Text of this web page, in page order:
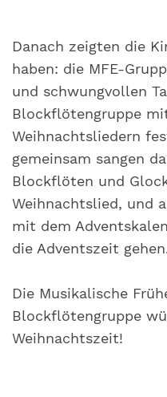
Danach zeigten die
haben: die MFE-
und schwungvollen
Blockflötengruppe
Weihnachtsliedern
gemeinsam sangen
Blockflöten und
Weihnachtslied, und
mit dem
die Adventszeit
Die Musikalische
Blockflötengruppe
Weihnachtszeit!